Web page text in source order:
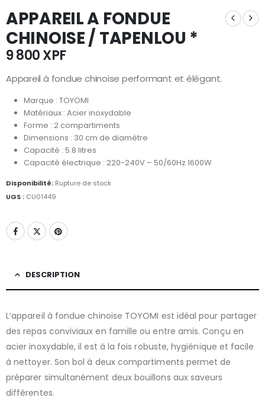
APPAREIL A FONDUE
CHINOISE / TAPENLOU *
9 800XPF
Appareil à fondue chinoise performant et élégant.
Marque : TOYOMI
Matériaux : Acier inoxydable
Forme : 2 compartiments
Dimensions : 30 cm de diamètre
Capacité : 5.8 litres
Capacité électrique : 220-240V – 50/60Hz 1600W
Disponibilité: Rupture de stock
UGS : CU01449
DESCRIPTION
L’appareil à fondue chinoise TOYOMI est idéal pour partager
des repas conviviaux en famille ou entre amis. Conçu en
acier inoxydable, il est à la fois robuste, hygiénique et facile
à nettoyer. Son bol à deux compartiments permet de
préparer simultanément deux bouillons aux saveurs
différentes.